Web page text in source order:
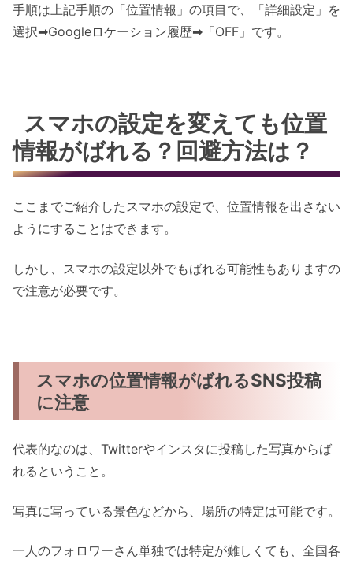
手順は上記手順の「位置情報」の項目で、「詳細設定」を
選択➡Googleロケーション履歴➡「OFF」です。
スマホの設定を変えても位置
情報がばれる？回避方法は？
ここまでご紹介したスマホの設定で、位置情報を出さない
ようにすることはできます。
しかし、スマホの設定以外でもばれる可能性もありますの
で注意が必要です。
スマホの位置情報がばれるSNS投稿
に注意
代表的なのは、Twitterやインスタに投稿した写真からば
れるということ。
写真に写っている景色などから、場所の特定は可能です。
一人のフォロワーさん単独では特定が難しくても、全国各